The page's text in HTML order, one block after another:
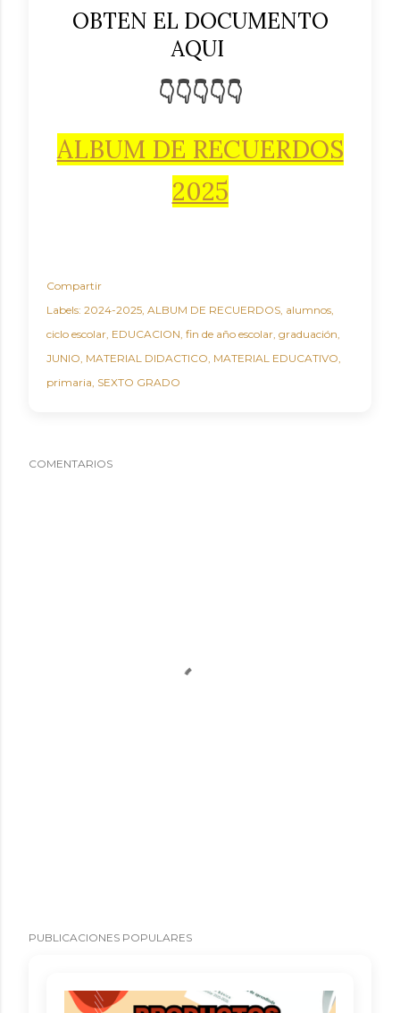
OBTEN EL DOCUMENTO
AQUI
👇👇👇👇👇
ALBUM DE RECUERDOS
2025
Compartir
Labels: 2024-2025 ALBUM DE RECUERDOS alumnos
ciclo escolar EDUCACION fin de año escolar graduación
JUNIO MATERIAL DIDACTICO MATERIAL EDUCATIVO
primaria SEXTO GRADO
COMENTARIOS
PUBLICACIONES POPULARES